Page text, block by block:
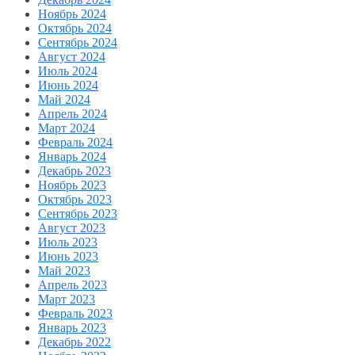
Ноябрь 2024
Октябрь 2024
Сентябрь 2024
Август 2024
Июль 2024
Июнь 2024
Май 2024
Апрель 2024
Март 2024
Февраль 2024
Январь 2024
Декабрь 2023
Ноябрь 2023
Октябрь 2023
Сентябрь 2023
Август 2023
Июль 2023
Июнь 2023
Май 2023
Апрель 2023
Март 2023
Февраль 2023
Январь 2023
Декабрь 2022